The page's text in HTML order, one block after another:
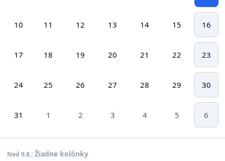
10 11 12 13 14 15 16
17 18 19 20 21 22 23
24 25 26 27 28 29 30
31 1 2 3 4 5 6
Ned 9.8.: Žiadne kolónky